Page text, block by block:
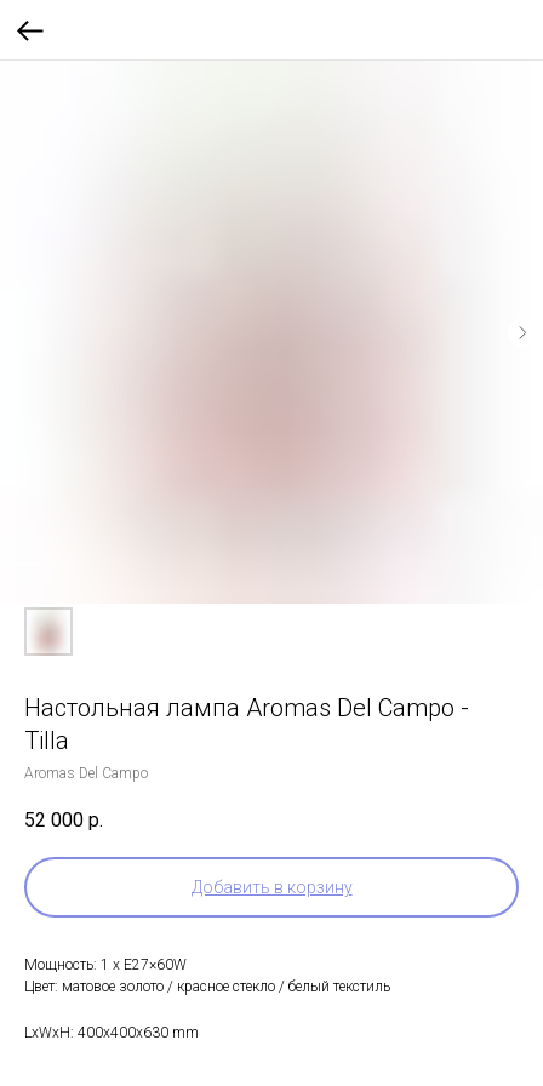
Настольная лампа Aromas Del Campo -
Tilla
Aromas Del Campo
52 000 р.
Добавить в корзину
Мощность: 1 х E27×60W
Цвет: матовое золото / красное стекло / белый текстиль
LxWxH: 400x400x630 mm